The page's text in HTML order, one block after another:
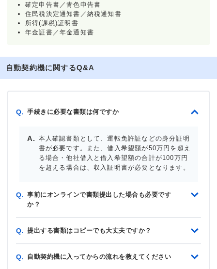
確定申告書／青色申告書
住民税決定通知書／納税通知書
所得(課税)証明書
年金証書／年金通知書
自動契約機に関するQ&A
Q. 手続きに必要な書類は何ですか
本人確認書類として、運転免許証などの身分証明
書が必要です。また、借入希望額が50万円を超え
る場合・他社借入と借入希望額の合計が100万円
を超える場合は、収入証明書が必要となります。
Q. 事前にオンラインで書類提出した場合も必要です
か？
Q. 提出する書類はコピーでも大丈夫ですか？
Q. 自動契約機に入ってからの流れを教えてください